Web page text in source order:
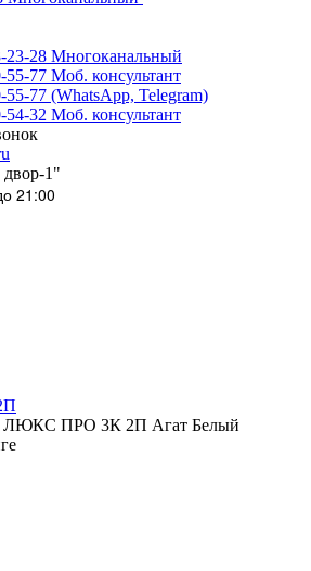
23-28 Многоканальный
55-77 Моб. консультант
55-77 (WhatsApp, Telegram)
54-32 Моб. консультант
1"
21:00
ЛЮКС ПРО 3К 2П Агат Белый